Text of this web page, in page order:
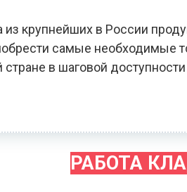
из крупнейших в России
самые необходимые
стране в шаговой
РАБОТА